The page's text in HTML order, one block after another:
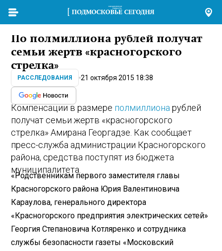
По полмиллиона рублей получат
семьи жертв «красногорского
стрелка»
РАССЛЕДОВАНИЯ 21 октября 2015 18:38
Компенсации в размере полмиллиона рублей
получат семьи жертв «красногорского
стрелка» Амирана Георгадзе. Как сообщает
пресс-служба администрации Красногорского
района, средства поступят из бюджета
муниципалитета.
«Родственникам первого заместителя главы
Красногорского района Юрия Валентиновича
Караулова, генерального директора
«Красногорского предприятия электрических сетей»
Георгия Степановича Котляренко и сотрудника
службы безопасности газеты «Московский